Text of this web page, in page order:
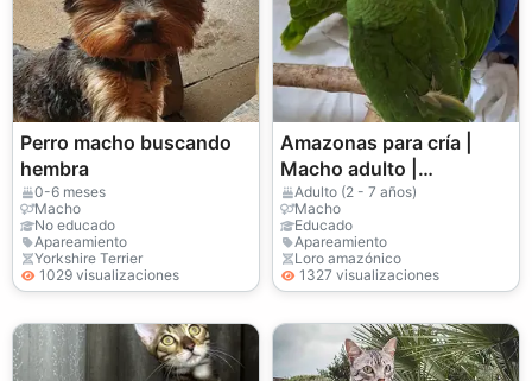
Perro macho buscando
hembra
0-6 meses
Macho
No educado
Apareamiento
Yorkshire Terrier
1029 visualizaciones
Amazonas para cría |
Macho adulto |
Apareamiento
responsable
Adulto (2 - 7 años)
Macho
Educado
Apareamiento
Loro amazónico
1327 visualizaciones